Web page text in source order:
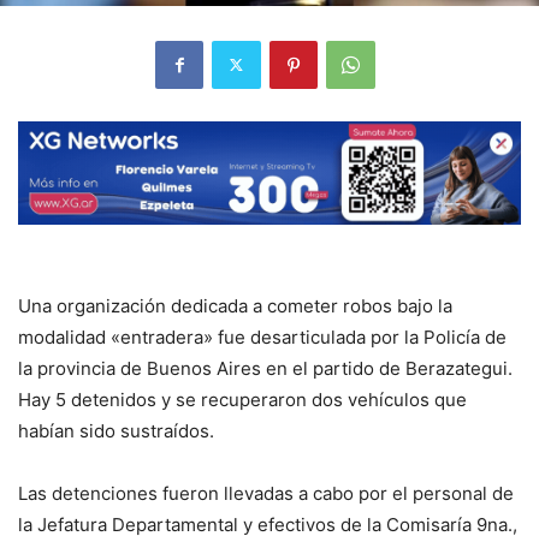
Una organización dedicada a cometer robos bajo la
modalidad «entradera» fue desarticulada por la Policía de
la provincia de Buenos Aires en el partido de Berazategui.
Hay 5 detenidos y se recuperaron dos vehículos que
habían sido sustraídos.
Las detenciones fueron llevadas a cabo por el personal de
la Jefatura Departamental y efectivos de la Comisaría 9na.,